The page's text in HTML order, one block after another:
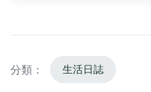
分類： 生活日誌